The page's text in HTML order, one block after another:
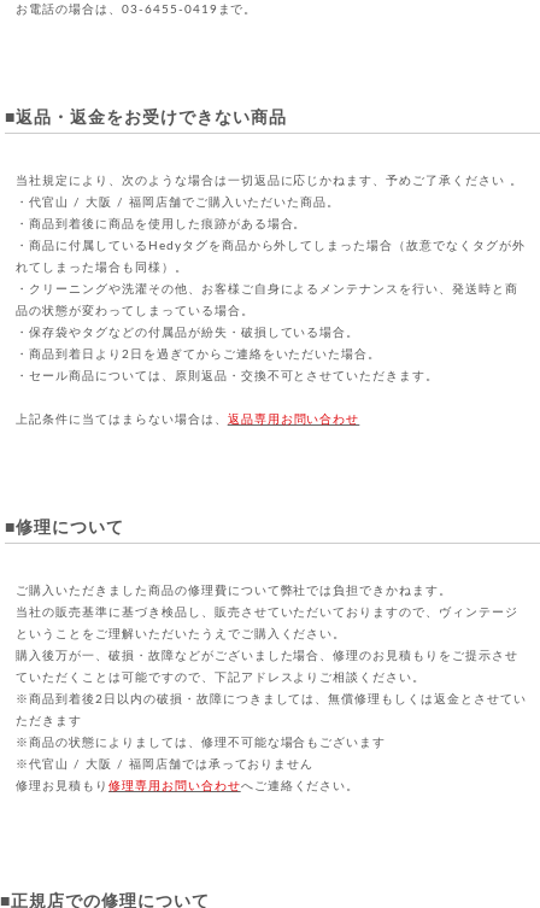
お電話の場合は、03-6455-0419まで。
■返品・返金をお受けできない商品
当社規定により、次のような場合は一切返品に応じかねます、予めご了承ください 。
・代官山 / 大阪 / 福岡店舗でご購入いただいた商品。
・商品到着後に商品を使用した痕跡がある場合。
・商品に付属しているHedyタグを商品から外してしまった場合（故意でなくタグが外
れてしまった場合も同様）。
・クリーニングや洗濯その他、お客様ご自身によるメンテナンスを行い、発送時と商
品の状態が変わってしまっている場合。
・保存袋やタグなどの付属品が紛失・破損している場合。
・商品到着日より2日を過ぎてからご連絡をいただいた場合。
・セール商品については、原則返品・交換不可とさせていただきます。
上記条件に当てはまらない場合は、 返品専用お問い合わせ
■修理について
ご購入いただきました商品の修理費について弊社では負担できかねます。
当社の販売基準に基づき検品し、販売させていただいておりますので、ヴィンテージ
ということをご理解いただいたうえでご購入ください。
購入後万が一、破損・故障などがございました場合、修理のお見積もりをご提示させ
ていただくことは可能ですので、下記アドレスよりご相談ください。
※商品到着後2日以内の破損・故障につきましては、無償修理もしくは返金とさせてい
ただきます
※商品の状態によりましては、修理不可能な場合もございます
※代官山 / 大阪 / 福岡店舗では承っておりません
修理お見積もり修理専用お問い合わせへご連絡ください。
■正規店での修理について